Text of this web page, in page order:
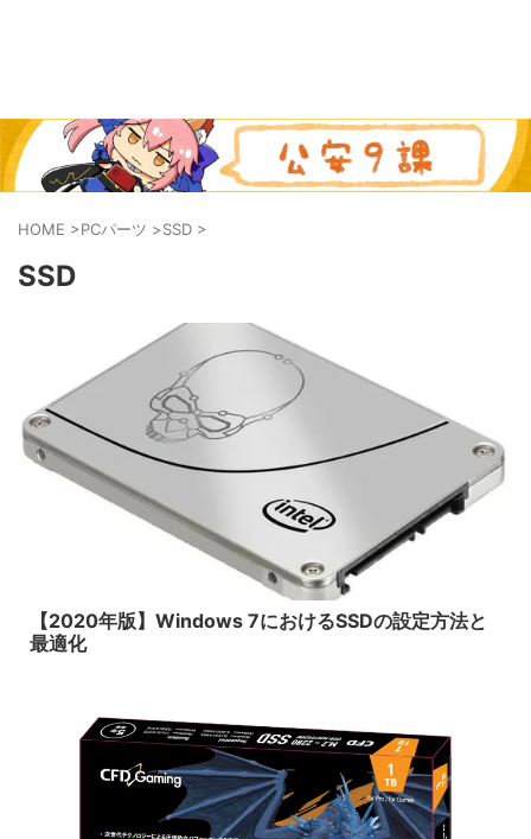
HOME >PCパーツ >SSD >
SSD
【2020年版】Windows 7におけるSSDの設定方法と
最適化